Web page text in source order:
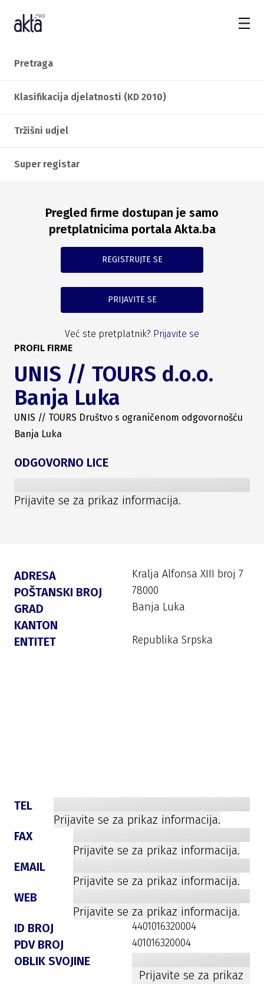
Pretraga
Klasifikacija djelatnosti (KD 2010)
Tržišni udjel
Super registar
Pregled firme dostupan je samo
pretplatnicima portala Akta.ba
REGISTRUJTE SE
PRIJAVITE SE
Već ste pretplatnik? Prijavite se
PROFIL FIRME
UNIS // TOURS d.o.o.
Banja Luka
UNIS // TOURS Društvo s ograničenom odgovornošću
Banja Luka
ODGOVORNO LICE
Prijavite se za prikaz informacija.
ADRESA Kralja Alfonsa XIII broj 7
POŠTANSKI BROJ 78000
GRAD Banja Luka
KANTON
ENTITET
Republika Srpska
TEL
Prijavite se za prikaz informacija.
FAX
Prijavite se za prikaz informacija.
EMAIL
Prijavite se za prikaz informacija.
WEB
Prijavite se za prikaz informacija.
ID BROJ
4401016320004
PDV BROJ 401016320004
OBLIK SVOJINE
Prijavite se za prikaz